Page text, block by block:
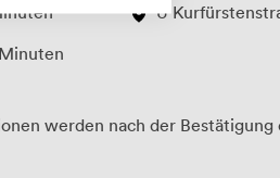
U
werden nach der Bestätigung